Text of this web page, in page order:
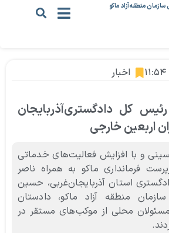
سازمان منطقه آزاد ماکو
۱۱:۵۴ اخبار
کل دادگستری‌آذربایجان
اربعین خارجی
و با افزایش فعالیت‌های خدماتی
فرمانداری ماکو به همراه ناصر
استان آذربایجان‌غربی، حسین
منطقه آزاد ماکو، دادستان
محلی از موکب‌های مستقر در